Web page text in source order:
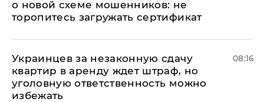
о новой схеме мошенников: не
торопитесь загружать сертификат
Украинцев за незаконную сдачу
квартир в аренду ждет штраф, но
уголовную ответственность можно
избежать
08:16